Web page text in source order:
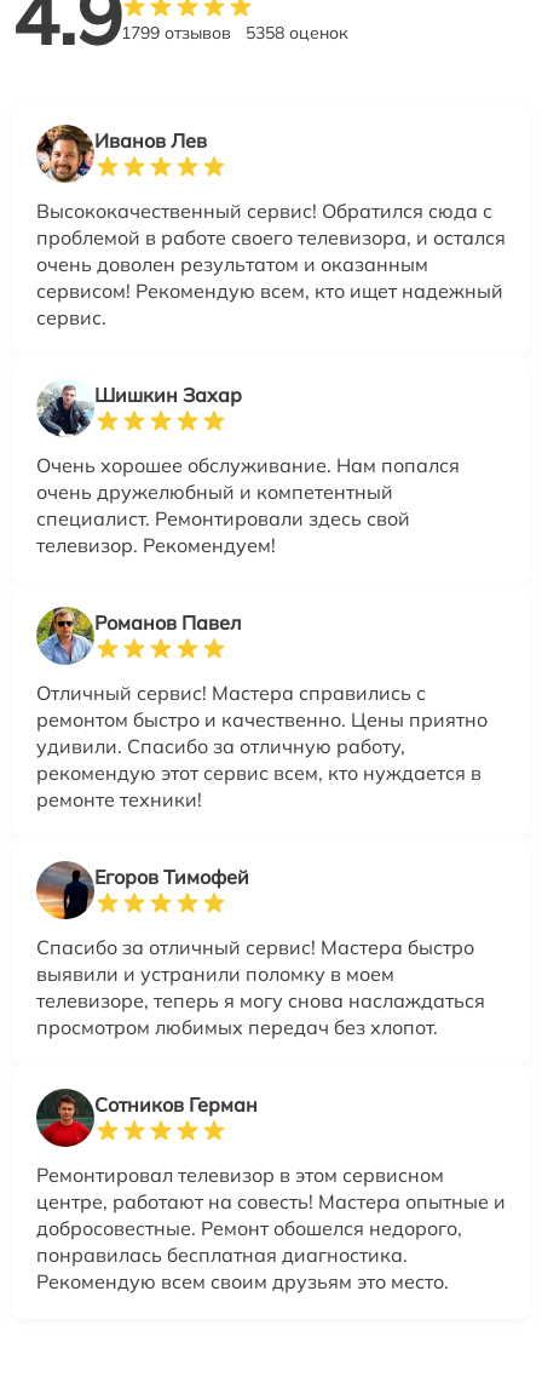
1799 отзывов 5358 оценок
Иванов Лев
Высококачественный сервис! Обратился сюда с
проблемой в работе своего телевизора, и остался
очень доволен результатом и оказанным
сервисом! Рекомендую всем, кто ищет надежный
сервис.
Шишкин Захар
Очень хорошее обслуживание. Нам попался
очень дружелюбный и компетентный
специалист. Ремонтировали здесь свой
телевизор. Рекомендуем!
Романов Павел
Отличный сервис! Мастера справились с
ремонтом быстро и качественно. Цены приятно
удивили. Спасибо за отличную работу,
рекомендую этот сервис всем, кто нуждается в
ремонте техники!
Егоров Тимофей
Спасибо за отличный сервис! Мастера быстро
выявили и устранили поломку в моем
телевизоре, теперь я могу снова наслаждаться
просмотром любимых передач без хлопот.
Сотников Герман
Ремонтировал телевизор в этом сервисном
центре, работают на совесть! Мастера опытные и
добросовестные. Ремонт обошелся недорого,
понравилась бесплатная диагностика.
Рекомендую всем своим друзьям это место.